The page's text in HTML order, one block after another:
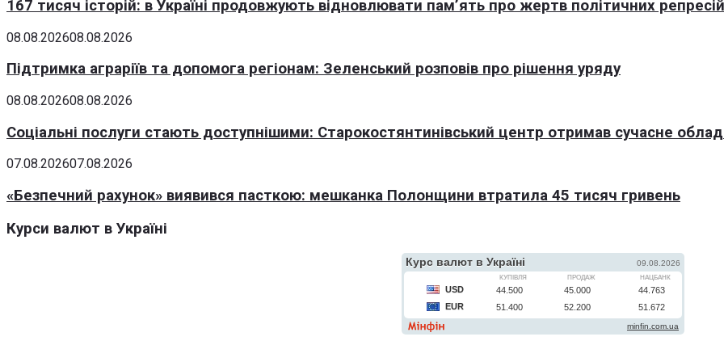
167 тисяч історій: в Україні продовжують відновлювати пам’ять про жертв політичних репресій
08.08.202608.08.2026
Підтримка аграріїв та допомога регіонам: Зеленський розповів про рішення уряду
08.08.202608.08.2026
Соціальні послуги стають доступнішими: Старокостянтинівський центр отримав сучасне
07.08.202607.08.2026
«Безпечний рахунок» виявився пасткою: мешканка Полонщини втратила 45 тисяч гривень
Курси валют в Україні